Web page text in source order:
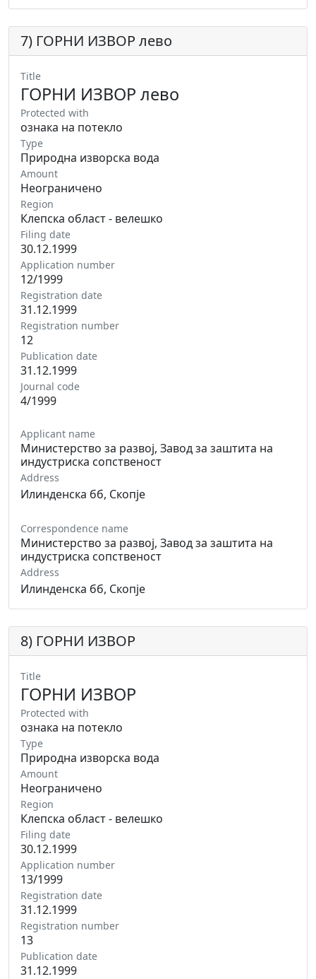
7) ГОРНИ ИЗВОР лево
Title
ГОРНИ ИЗВОР лево
Protected with
ознака на потекло
Type
Природна изворска вода
Amount
Неограничено
Region
Клепска област - велешко
Filing date
30.12.1999
Application number
12/1999
Registration date
31.12.1999
Registration number
12
Publication date
31.12.1999
Journal code
4/1999
Applicant name
Министерство за развој, Завод за заштита на
индустриска сопственост
Address
Илинденска бб, Скопје
Correspondence name
Министерство за развој, Завод за заштита на
индустриска сопственост
Address
Илинденска бб, Скопје
8) ГОРНИ ИЗВОР
Title
ГОРНИ ИЗВОР
Protected with
ознака на потекло
Type
Природна изворска вода
Amount
Неограничено
Region
Клепска област - велешко
Filing date
30.12.1999
Application number
13/1999
Registration date
31.12.1999
Registration number
13
Publication date
31.12.1999